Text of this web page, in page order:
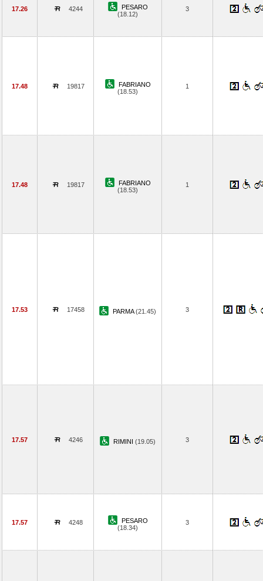
17.26 4244
PESARO
(18.12)
3
17.48 19817
FABRIANO
(18.53)
1
17.48 19817
FABRIANO
(18.53)
1
17.53 17458 PARMA(21.45) 3
17.57 4246 RIMINI (19.05) 3
17.57 4248
PESARO
(18.34)
3